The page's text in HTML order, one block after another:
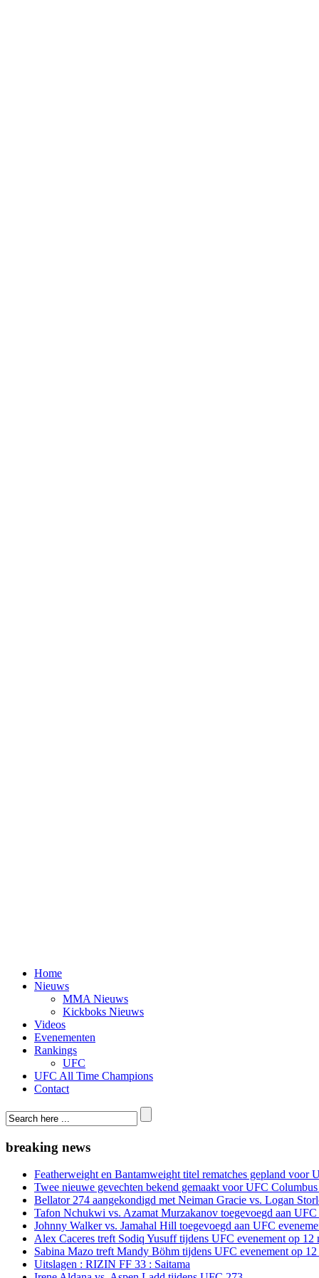
Home
Nieuws
MMA Nieuws
Kickboks Nieuws
Videos
Evenementen
Rankings
UFC
UFC All Time Champions
Contact
breaking news
Featherweight en Bantamweight titel rematches gepland voor
Twee nieuwe gevechten bekend gemaakt voor UFC
Bellator 274 aangekondigd met Neiman Gracie vs. Logan
Tafon Nchukwi vs. Azamat Murzakanov toegevoegd aan UFC
Johnny Walker vs. Jamahal Hill toegevoegd aan UFC
Alex Caceres treft Sodiq Yusuff tijdens UFC evenement op 12
Sabina Mazo treft Mandy Böhm tijdens UFC evenement op 12
Uitslagen : RIZIN FF 33 : Saitama